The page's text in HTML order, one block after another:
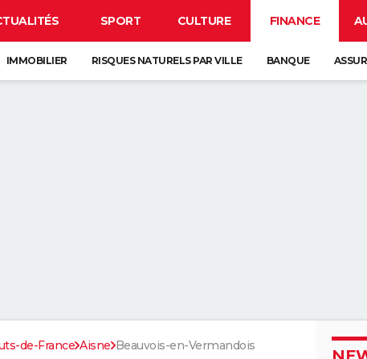
SPORT CULTURE FINANCE
IMMOBILIER RISQUES NATURELS PAR VILLE BANQUE
de-France Aisne Beauvois-en-Vermandois